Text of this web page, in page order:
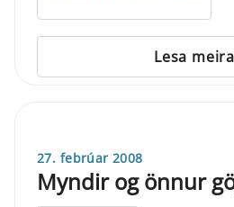
Lesa meira
27. febrúar 2008
Myndir og önnur